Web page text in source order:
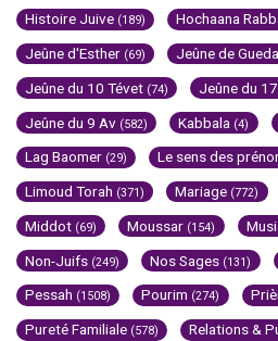
Histoire Juive (189) Hochaana
Jeûne d'Esther (69) Jeûne de
Jeûne du 10 Tévet (74) Jeûne du
Jeûne du 9 Av (582) Kabbala (4)
Lag Baomer (29) Le sens des
Limoud Torah (371) Mariage (772)
Middot (69) Moussar (154)
Non-Juifs (249) Nos Sages (131)
Pessah (1508) Pourim (274)
Pureté Familiale (578) Relations &